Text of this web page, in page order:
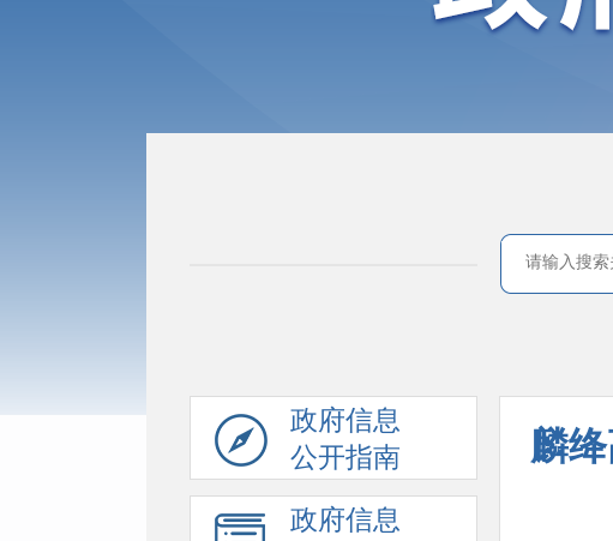
政府信息
公开指南
政府信息
麟